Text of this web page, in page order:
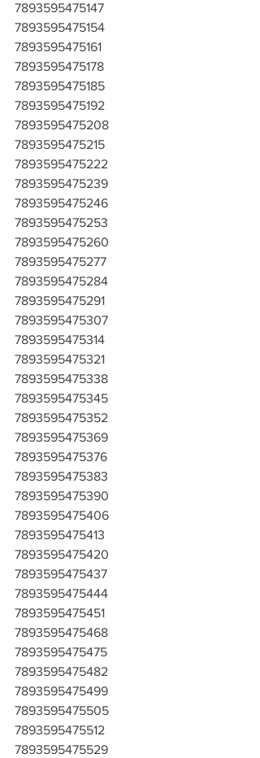
7893595475147
7893595475154
7893595475161
7893595475178
7893595475185
7893595475192
7893595475208
7893595475215
7893595475222
7893595475239
7893595475246
7893595475253
7893595475260
7893595475277
7893595475284
7893595475291
7893595475307
7893595475314
7893595475321
7893595475338
7893595475345
7893595475352
7893595475369
7893595475376
7893595475383
7893595475390
7893595475406
7893595475413
7893595475420
7893595475437
7893595475444
7893595475451
7893595475468
7893595475475
7893595475482
7893595475499
7893595475505
7893595475512
7893595475529